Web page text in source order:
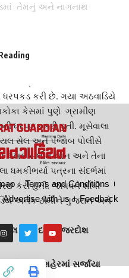
તેમનું અને નાગનાથ
કરી છે. ગયા અઠવાડિયે
કેસમાં પુણે ગ્રામીણ
ધરપકડ કરી હતી. મૂસેવાલા
સેલ અને પંજાબ પોલીસે
લેખક સલીમ ખાન અને તેના
પત્રના સંદર્ભમાં
કરી હતી. જાધવને શોધી
અનેક ટીમોને ગુજરાત અને
અને દર્શના જરદોશ
એન્ટ્રી, શહેરમાં સર્જાયા
Terms and Conditions
Advertise with us Feedback